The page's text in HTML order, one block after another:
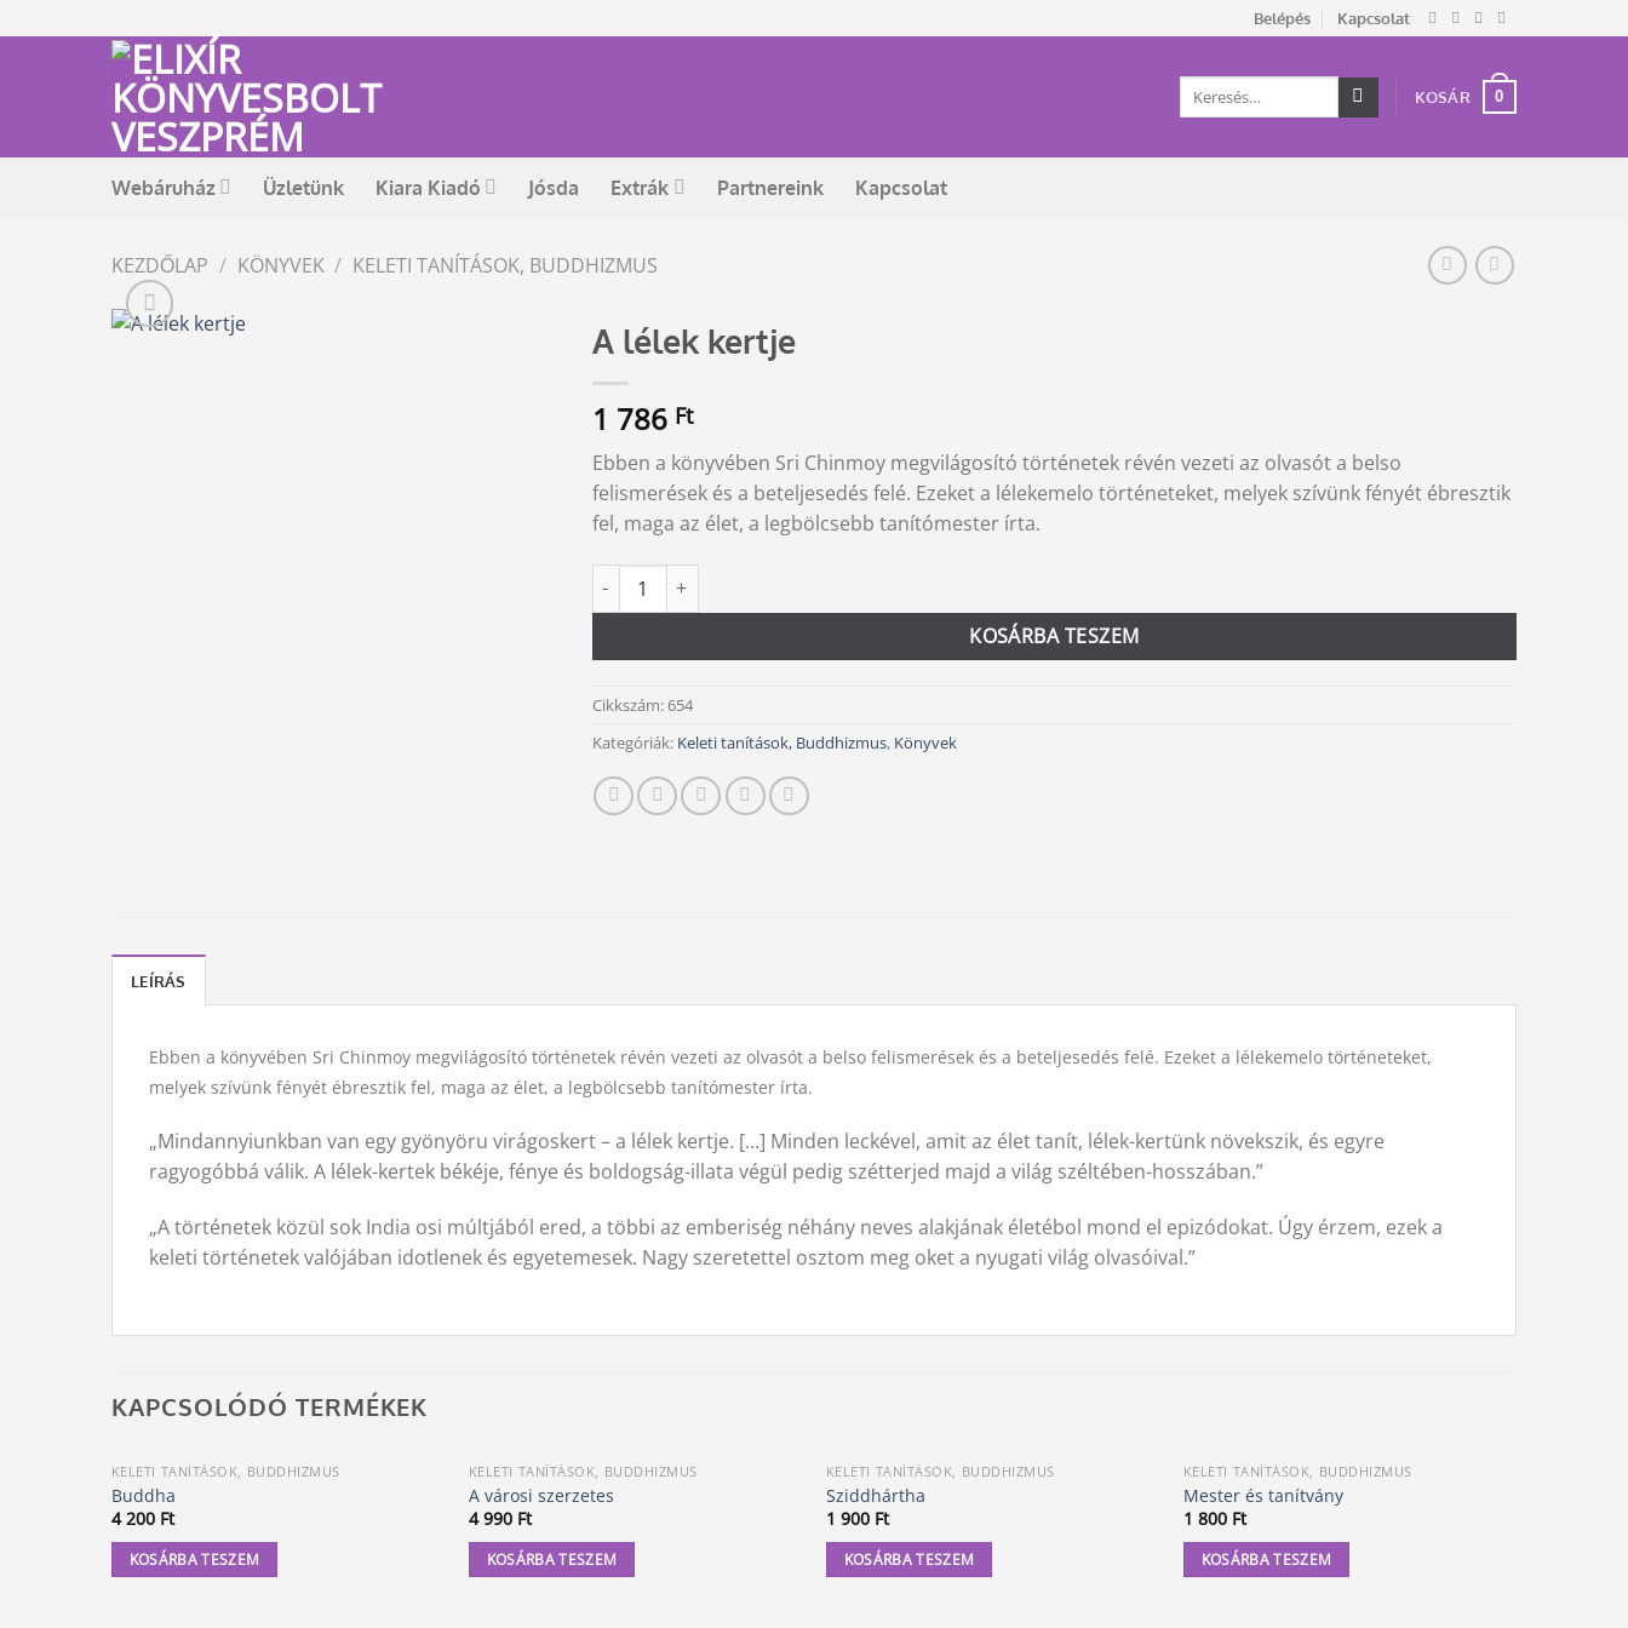
to
Belépés Kapcsolat
Keresés
KOSÁR 0
Webáruház Üzletünk Kiara Kiadó Jósda Extrák Partnereink Kapcsolat
KEZDŐLAP / KÖNYVEK / KELETI TANÍTÁSOK, BUDDHIZMUS
A lélek kertje
1 786 Ft
Ebben a könyvében Sri Chinmoy megvilágosító történetek révén vezeti az olvasót a belso
felismerések és a beteljesedés felé. Ezeket a lélekemelo történeteket, melyek szívünk fényét ébresztik
fel, maga az élet, a legbölcsebb tanítómester írta.
A lélek kertje mennyiség
KOSÁRBA TESZEM
Alternative:
Cikkszám:654
Kategóriák: Keleti tanítások, Buddhizmus, Könyvek
LEÍRÁS
Ebben a könyvében Sri Chinmoy megvilágosító történetek révén vezeti az olvasót a belso felismerések és a beteljesedés felé. Ezeket a lélekemelo történeteket,
melyek szívünk fényét ébresztik fel, maga az élet, a legbölcsebb tanítómester írta.
„Mindannyiunkban van egy gyönyöru virágoskert – a lélek kertje. […] Minden leckével, amit az élet tanít, lélek-kertünk növekszik, és egyre
ragyogóbbá válik. A lélek-kertek békéje, fénye és boldogság-illata végül pedig szétterjed majd a világ széltében-hosszában.”
„A történetek közül sok India osi múltjából ered, a többi az emberiség néhány neves alakjának életébol mond el epizódokat. Úgy érzem, ezek a
keleti történetek valójában idotlenek és egyetemesek. Nagy szeretettel osztom meg oket a nyugati világ olvasóival.”
KAPCSOLÓDÓ TERMÉKEK
KELETI TANÍTÁSOK, BUDDHIZMUS
Buddha
4 200 Ft
KOSÁRBA TESZEM
KELETI TANÍTÁSOK, BUDDHIZMUS
A városi szerzetes
4 990 Ft
KOSÁRBA TESZEM
KELETI TANÍTÁSOK, BUDDHIZMUS
Sziddhártha
1 900 Ft
KOSÁRBA TESZEM
KELETI TANÍTÁSOK, BUDDHIZMUS
Mester és tanítvány
1 800 Ft
KOSÁRBA TESZEM